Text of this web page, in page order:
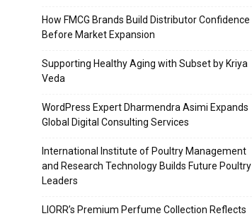
How FMCG Brands Build Distributor Confidence
Before Market Expansion
Supporting Healthy Aging with Subset by Kriya
Veda
WordPress Expert Dharmendra Asimi Expands
Global Digital Consulting Services
International Institute of Poultry Management
and Research Technology Builds Future Poultry
Leaders
LIORR’s Premium Perfume Collection Reflects